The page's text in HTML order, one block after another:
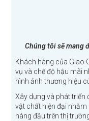
Chúng tôi sẽ mang
Khách hàng của Giao
vụ và chế độ hậu mãi
hình ảnh thương hiệu
Xây dựng và phát triển
vật chất hiện đại
hàng đầu trên thị